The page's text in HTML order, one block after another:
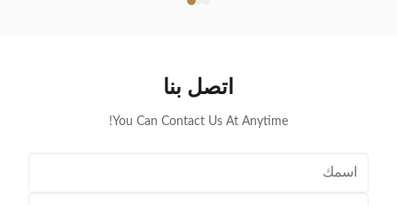
اتصل بنا
You Can Contact Us At Anytime!